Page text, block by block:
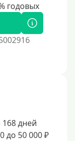
168 дней
до 50 000 ₽